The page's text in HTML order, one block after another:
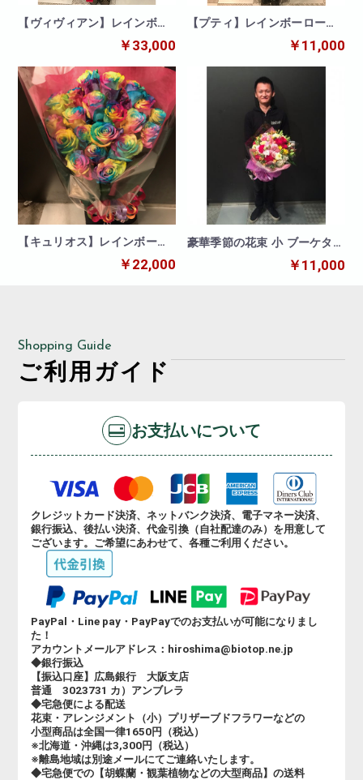
【ヴィヴィアン】レインボー
￥33,000
【プティ】レインボーローズ
￥11,000
【キュリオス】レインボーロ
￥22,000
豪華季節の花束 小 ブーケタイ
￥11,000
Shopping Guide
ご利用ガイド
お支払いについて
クレジットカード決済、ネットバンク決済、電子マネー決済、
銀行振込、後払い決済、代金引換（自社配達のみ）を用意して
ございます。ご希望にあわせて、各種ご利用ください。
PayPal・Line pay・PayPayでのお支払いが可能になりまし
た！
アカウントメールアドレス：hiroshima@biotop.ne.jp
◆銀行振込
【振込口座】広島銀行 大阪支店
普通 3023731 カ）アンブレラ
◆宅急便による配送
花束・アレンジメント（小）プリザーブドフラワーなどの
小型商品は全国一律1650円（税込）
※北海道・沖縄は3,300円（税込）
※離島地域は別途メールにてご連絡いたします。
◆宅急便での【胡蝶蘭・観葉植物などの大型商品】の送料